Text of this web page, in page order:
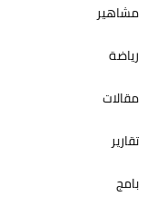
مشاهير
رياضة
مقالات
تقارير
بامج